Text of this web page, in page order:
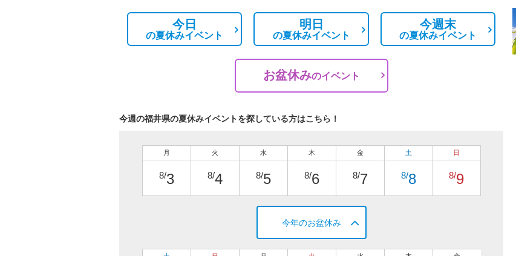
今日
の夏休みイベント
明日
の夏休みイベント
今週末
の夏休みイベント
お盆休みのイベント
今週の福井県の夏休みイベントを探している方はこちら！
月
8/3
火
8/4
水
8/5
木
8/6
金
8/7
土
8/8
日
8/9
今年のお盆休み